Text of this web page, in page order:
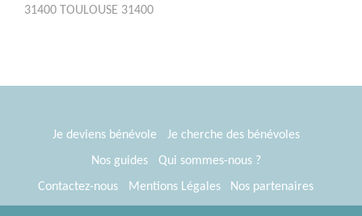
31400 TOULOUSE 31400
Je deviens bénévole
Je cherche des bénévoles
Nos guides
Qui sommes-nous ?
Contactez-nous
Mentions Légales
Nos partenaires